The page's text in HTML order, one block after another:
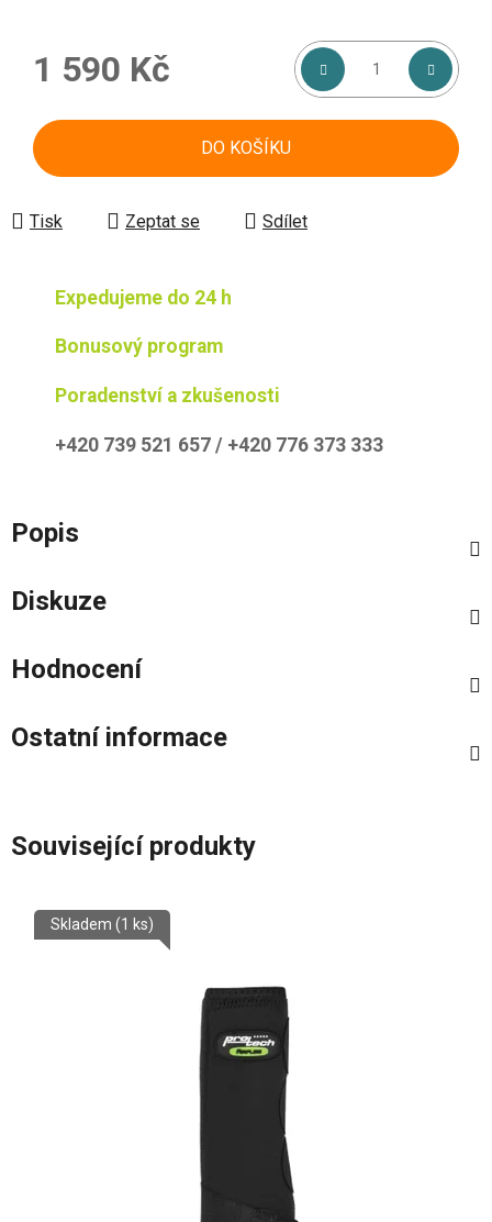
1 590 Kč
DO KOŠÍKU
Tisk Zeptat se Sdílet
Expedujeme do 24 h
Bonusový program
Poradenství a zkušenosti
+420 739 521 657 / +420 776 373 333
Popis
Diskuze
Hodnocení
Ostatní informace
Související produkty
Skladem (1 ks)